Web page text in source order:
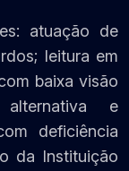
atuação de
leitura em
baixa visão
alternativa e
deficiência
da Instituição